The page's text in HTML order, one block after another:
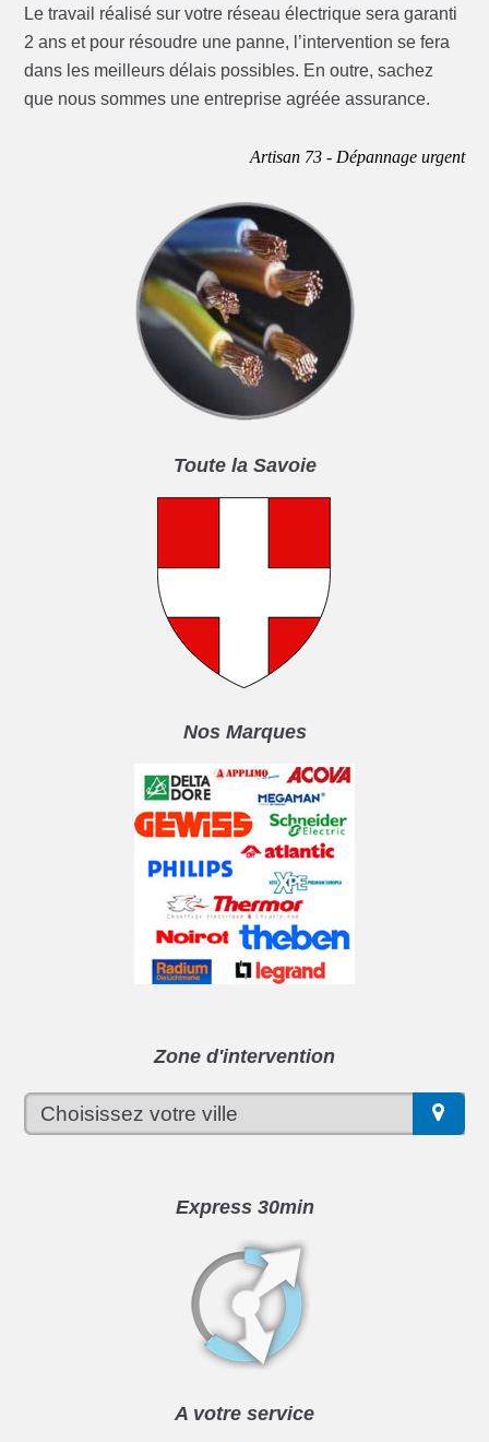
Le travail réalisé sur votre réseau électrique sera garanti
2 ans et pour résoudre une panne, l’intervention se fera
dans les meilleurs délais possibles. En outre, sachez
que nous sommes une entreprise agréée assurance.
Artisan 73 - Dépannage urgent
Toute la Savoie
Nos Marques
Zone d'intervention
Express 30min
A votre service